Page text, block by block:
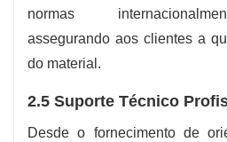
normas
assegurando aos clientes a
do material.
2.5 Suporte Técnico
Desde o fornecimento de